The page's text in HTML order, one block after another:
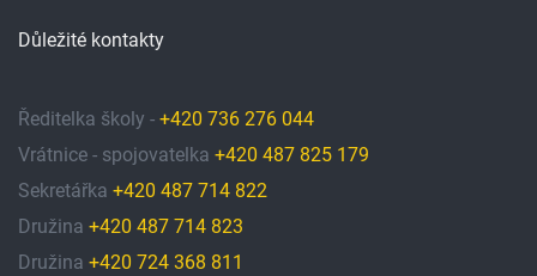
Důležité kontakty
Ředitelka školy - +420 736 276 044
Vrátnice - spojovatelka +420 487 825 179
Sekretářka +420 487 714 822
Družina +420 487 714 823
Družina +420 724 368 811